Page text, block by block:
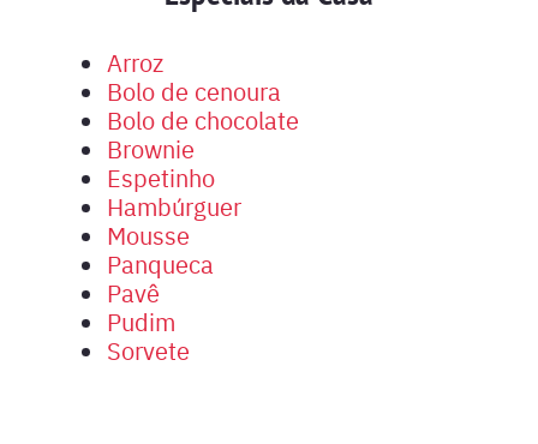
Arroz
Bolo de cenoura
Bolo de chocolate
Brownie
Espetinho
Hambúrguer
Mousse
Panqueca
Pavê
Pudim
Sorvete